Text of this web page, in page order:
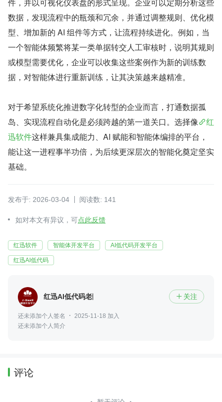
数据，发现流程中的瓶颈和冗余，并通过调整规则、优化模
型、增加新的 AI 组件等方式，让流程持续进化。例如，当
一个智能体频繁将某一类单据转交人工审核时，说明其规则
或模型需要优化，企业可以收集这些案例作为新的训练数
据，对智能体进行重新训练，让其决策越来越精准。
对于希望系统化推进数字化转型的企业而言，打通数据孤
岛、实现流程自动化是必须跨越的第一道关口。选择像
红
迅软件这样兼具集成能力、AI 赋能和智能体编排的平台，
能让这一进程事半功倍，为后续更深层次的智能化奠定坚实
基础。
发布于: 2026-03-04 阅读数: 141
如对本文有异议，可点此反馈
红迅软件 智能体开发平台 AI低代码开发平台
红迅AI低代码
红迅AI低代码老陈  关注
还未添加个人签名
2025-11-18 加入
还未添加个人简介
评论